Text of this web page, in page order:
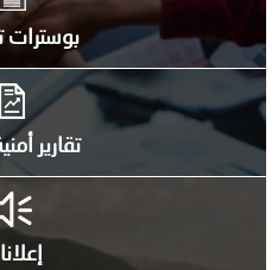
بوسترات توعوية